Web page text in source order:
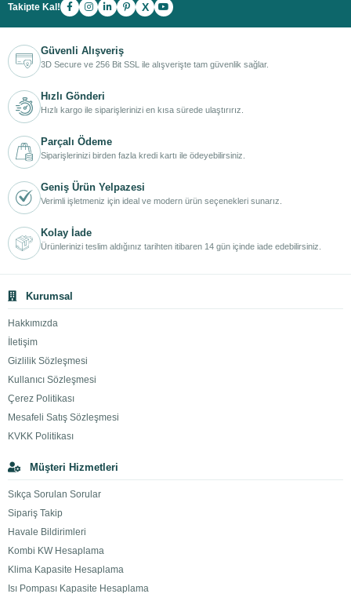
Takipte Kal! X
Güvenli Alışveriş
3D Secure ve 256 Bit SSL ile alışverişte tam güvenlik sağlar.
Hızlı Gönderi
Hızlı kargo ile siparişlerinizi en kısa sürede ulaştırırız.
Parçalı Ödeme
Siparişlerinizi birden fazla kredi kartı ile ödeyebilirsiniz.
Geniş Ürün Yelpazesi
Verimli işletmeniz için ideal ve modern ürün seçenekleri sunarız.
Kolay İade
Ürünlerinizi teslim aldığınız tarihten itibaren 14 gün içinde iade edebilirsiniz.
Kurumsal
Hakkımızda
İletişim
Gizlilik Sözleşmesi
Kullanıcı Sözleşmesi
Çerez Politikası
Mesafeli Satış Sözleşmesi
KVKK Politikası
Müşteri Hizmetleri
Sıkça Sorulan Sorular
Sipariş Takip
Havale Bildirimleri
Kombi KW Hesaplama
Klima Kapasite Hesaplama
Isı Pompası Kapasite Hesaplama